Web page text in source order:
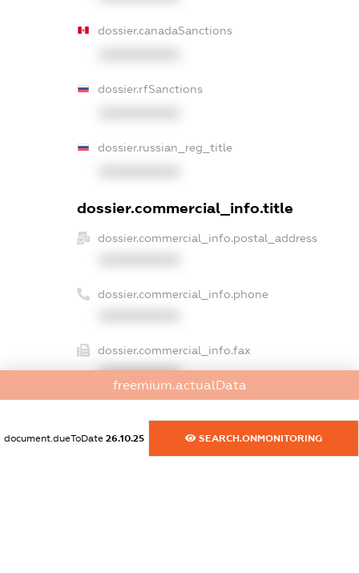
dossier.canadaSanctions
dossier.rfSanctions
dossier.russian_reg_title
dossier.commercial_info.title
dossier.commercial_info.postal_address
dossier.commercial_info.phone
dossier.commercial_info.fax
XXXXXXXXXX
freemium.actualData
document.dueToDate 26.10.25 SEARCH.ONMONITORING